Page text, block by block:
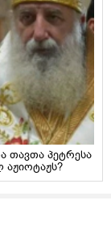
თავთა პეტრესა
აჟიოტაჟს?